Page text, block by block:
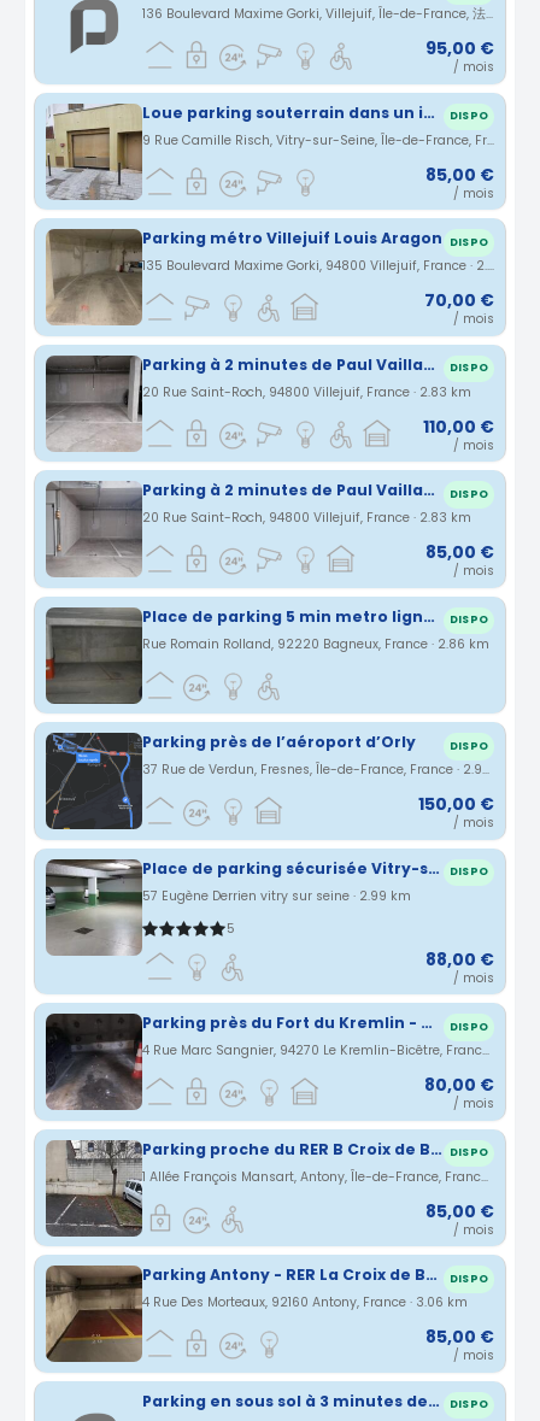
136 Boulevard Maxime Gorki, Villejuif, Île-de-France, 法国 · 2.6 km
95,00 €
/ mois
Loue parking souterrain dans un immeuble récent datant d'octobre 2015. DISPO
9 Rue Camille Risch, Vitry-sur-Seine, Île-de-France, France · 2.66 km
85,00 €
/ mois
Parking métro Villejuif Louis Aragon DISPO
135 Boulevard Maxime Gorki, 94800 Villejuif, France · 2.69 km
70,00 €
/ mois
Parking à 2 minutes de Paul Vaillant Couturier (ligne 7) DISPO
20 Rue Saint-Roch, 94800 Villejuif, France · 2.83 km
110,00 €
/ mois
Parking à 2 minutes de Paul Vaillant Couturier (ligne 7) DISPO
20 Rue Saint-Roch, 94800 Villejuif, France · 2.83 km
85,00 €
/ mois
Place de parking 5 min metro ligne 4 DISPO
Rue Romain Rolland, 92220 Bagneux, France · 2.86 km
Parking près de l’aéroport d’Orly DISPO
37 Rue de Verdun, Fresnes, Île-de-France, France · 2.94 km
150,00 €
/ mois
Place de parking sécurisée Vitry-sur-Seine en sous-sol rue Eugène Derrien, quartier Moulin Vert (94) DISPO
57 Eugène Derrien vitry sur seine · 2.99 km
5
88,00 €
/ mois
Parking près du Fort du Kremlin - Bicêtre DISPO
4 Rue Marc Sangnier, 94270 Le Kremlin-Bicêtre, France · 2.99 km
80,00 €
/ mois
Parking proche du RER B Croix de Berny à Antony DISPO
1 Allée François Mansart, Antony, Île-de-France, France · 3.05 km
85,00 €
/ mois
Parking Antony - RER La Croix de Berny DISPO
4 Rue Des Morteaux, 92160 Antony, France · 3.06 km
85,00 €
/ mois
Parking en sous sol à 3 minutes de la Gare de Sceaux (RER B) DISPO